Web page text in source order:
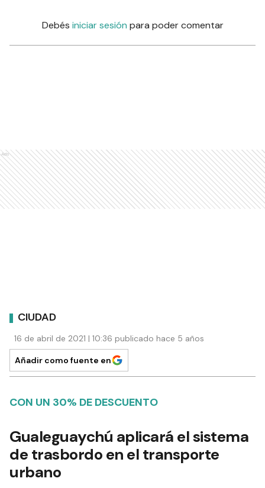
Debés iniciar sesión para poder comentar
Ads
CIUDAD
16 de abril de 2021 | 10:36 publicado hace 5 años
Añadir como fuente en
CON UN 30% DE DESCUENTO
Gualeguaychú aplicará el sistema
de trasbordo en el transporte
urbano